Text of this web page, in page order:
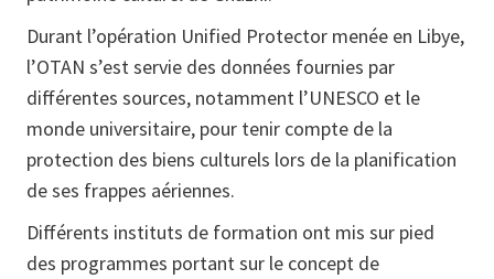
Durant l’opération Unified Protector menée en Libye,
l’OTAN s’est servie des données fournies par
différentes sources, notamment l’UNESCO et le
monde universitaire, pour tenir compte de la
protection des biens culturels lors de la planification
de ses frappes aériennes.
Différents instituts de formation ont mis sur pied
des programmes portant sur le concept de